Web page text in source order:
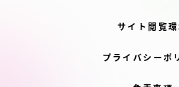
サイト閲覧環
プライバシーポ